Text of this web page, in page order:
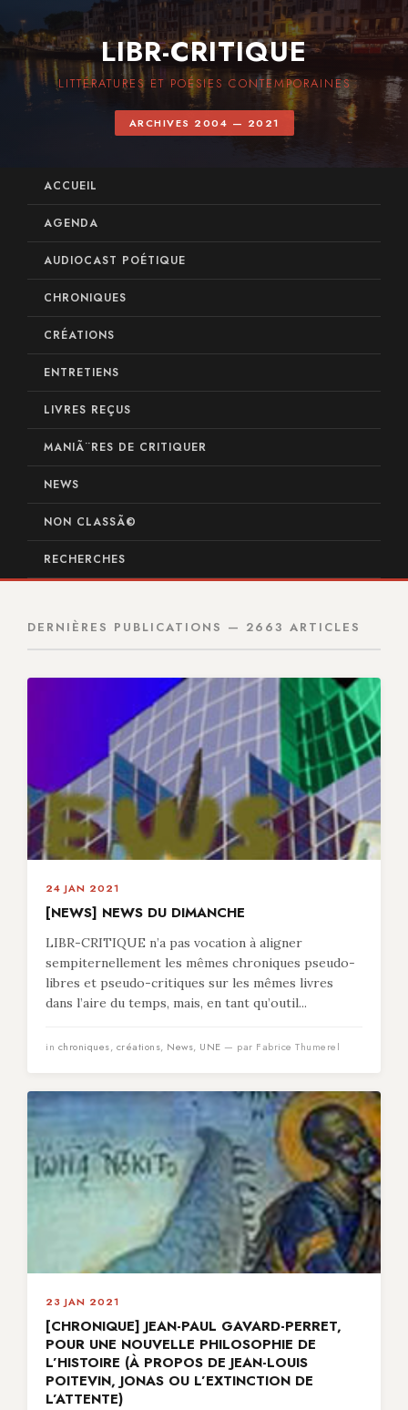
LIBR-CRITIQUE
LITTÉRATURES ET POÉSIES CONTEMPORAINES
ARCHIVES 2004 — 2021
ACCUEIL
AGENDA
AUDIOCAST POÉTIQUE
CHRONIQUES
CRÉATIONS
ENTRETIENS
LIVRES REÇUS
MANIÃ¨RES DE CRITIQUER
NEWS
NON CLASSÃ©
RECHERCHES
DERNIÈRES PUBLICATIONS — 2663 ARTICLES
24 JAN 2021
[NEWS] NEWS DU DIMANCHE
LIBR-CRITIQUE n’a pas vocation à aligner
sempiternellement les mêmes chroniques pseudo-
libres et pseudo-critiques sur les mêmes livres
dans l’aire du temps, mais, en tant qu’outil...
in chroniques, créations, News, UNE — par Fabrice Thumerel
23 JAN 2021
[CHRONIQUE] JEAN-PAUL GAVARD-PERRET,
POUR UNE NOUVELLE PHILOSOPHIE DE
L’HISTOIRE (À PROPOS DE JEAN-LOUIS
POITEVIN, JONAS OU L’EXTINCTION DE
L’ATTENTE)